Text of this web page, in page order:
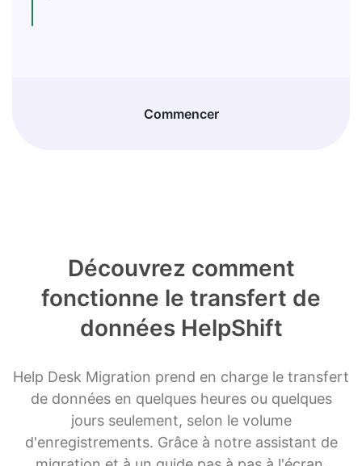
Commencer
Découvrez comment
fonctionne le transfert de
données HelpShift
Help Desk Migration prend en charge le transfert
de données en quelques heures ou quelques
jours seulement, selon le volume
d'enregistrements. Grâce à notre assistant de